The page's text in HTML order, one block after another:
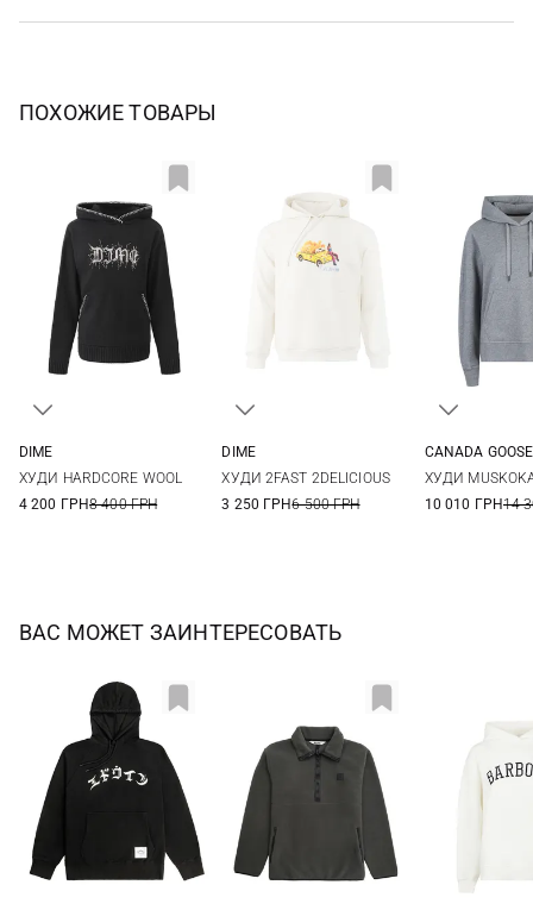
ПОХОЖИЕ ТОВАРЫ
DIME
ХУДИ HARDCORE WOOL
4 200 ГРН8 400 ГРН
DIME
ХУДИ 2FAST 2DELICIOUS
3 250 ГРН6 500 ГРН
CANADA GOOSE
ХУДИ
10 010 ГРН14
ВАС МОЖЕТ ЗАИНТЕРЕСОВАТЬ